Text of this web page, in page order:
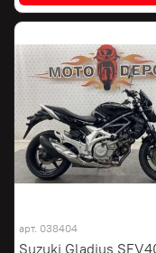
арт. 038404
Suzuki Gladius